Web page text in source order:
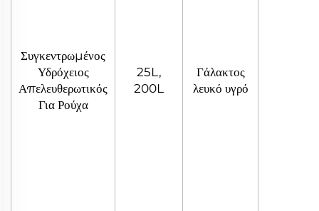
Συγκεντρωμένος
Υδρόχειος
Απελευθερωτικός
Για Ρούχα
25L,
200L
Γάλακτος
λευκό υγρό